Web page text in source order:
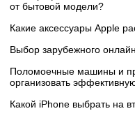
от бытовой модели?
Какие аксессуары Apple
Выбор зарубежного
Поломоечные машины и
организовать
Какой iPhone выбрать на